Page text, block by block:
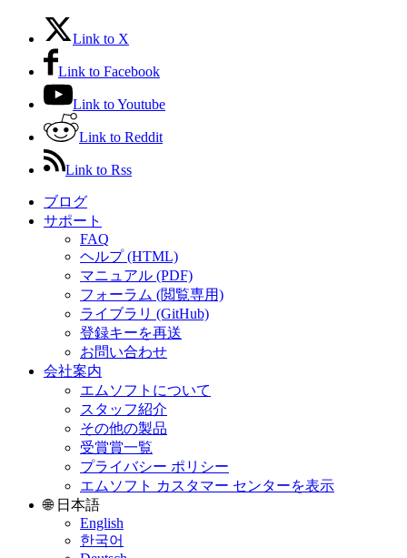
Link to X
Link to Facebook
Link to Youtube
Link to Reddit
Link to Rss
ブログ
サポート
FAQ
ヘルプ (HTML)
マニュアル (PDF)
フォーラム (閲覧専用)
ライブラリ (GitHub)
登録キーを再送
お問い合わせ
会社案内
エムソフトについて
スタッフ紹介
その他の製品
受賞賞一覧
プライバシー ポリシー
エムソフト カスタマー センターを表示
🌐 日本語
English
한국어